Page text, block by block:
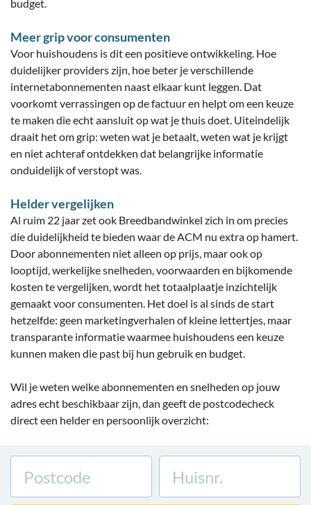
budget.
Meer grip voor consumenten
Voor huishoudens is dit een positieve ontwikkeling. Hoe
duidelijker providers zijn, hoe beter je verschillende
internetabonnementen naast elkaar kunt leggen. Dat
voorkomt verrassingen op de factuur en helpt om een keuze
te maken die echt aansluit op wat je thuis doet. Uiteindelijk
draait het om grip: weten wat je betaalt, weten wat je krijgt
en niet achteraf ontdekken dat belangrijke informatie
onduidelijk of verstopt was.
Helder vergelijken
Al ruim 22 jaar zet ook Breedbandwinkel zich in om precies
díe duidelijkheid te bieden waar de ACM nu extra op hamert.
Door abonnementen niet alleen op prijs, maar ook op
looptijd, werkelijke snelheden, voorwaarden en bijkomende
kosten te vergelijken, wordt het totaalplaatje inzichtelijk
gemaakt voor consumenten. Het doel is al sinds de start
hetzelfde: geen marketingverhalen of kleine lettertjes, maar
transparante informatie waarmee huishoudens een keuze
kunnen maken die past bij hun gebruik en budget.
Wil je weten welke abonnementen en snelheden op jouw
adres echt beschikbaar zijn, dan geeft de postcodecheck
direct een helder en persoonlijk overzicht: